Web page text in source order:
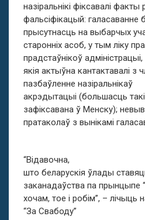
назіральнікі фіксавалі
фальсіфікацый: галасаванне
прысутнасць на выбарчых
старонніх асоб, у тым ліку
прадстаўнікоў адміністрацыі,
якія актыўна кантактавалі з
пазбаўленне назіральнікаў
акрэдытацыі (большасць
зафіксавана ў Менску);
пратаколаў з вынікамі
“Відавочна,
што беларускія ўлады
заканадаўства па прынцыпе
хочам, тое і робім”, – лічыць
“За Свабоду”